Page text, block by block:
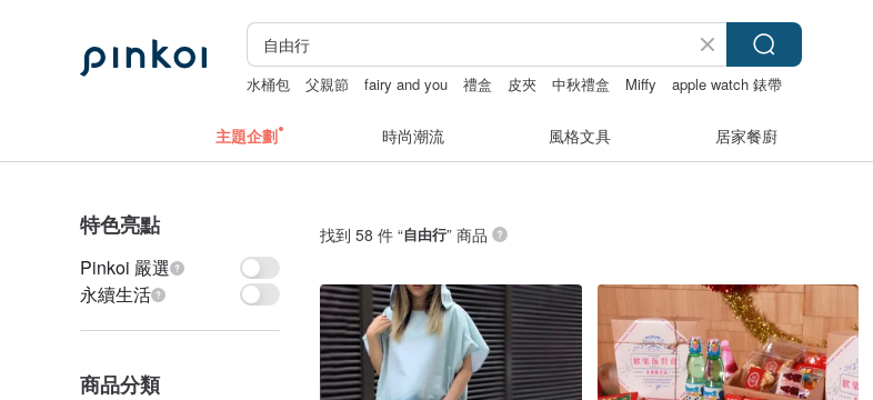
水桶包 父親節 fairy and you 禮盒 皮夾 中秋禮盒 Miffy apple watch 錶帶
主題企劃 時尚潮流 風格文具 居家餐廚
特色亮點
Pinkoi 嚴選
永續生活
商品分類
找到 58 件 “自由行” 商品